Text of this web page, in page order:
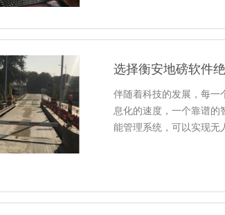
选择衡安地磅软件
伴随着科技的发展，每一
息化的速度，一个靠谱的
能管理系统，可以实现